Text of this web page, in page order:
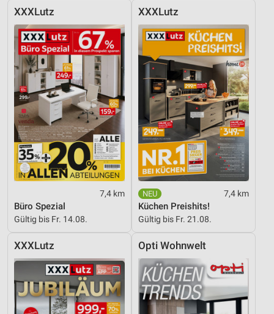
XXXLutz
7,4 km
Büro Spezial
Gültig bis Fr. 14.08.
XXXLutz
7,4 km
Küchen Preishits!
Gültig bis Fr. 21.08.
XXXLutz Opti Wohnwelt